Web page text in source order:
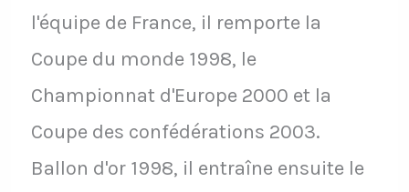
l'équipe de France, il remporte la
Coupe du monde 1998, le
Championnat d'Europe 2000 et la
Coupe des confédérations 2003.
Ballon d'or 1998, il entraîne ensuite le